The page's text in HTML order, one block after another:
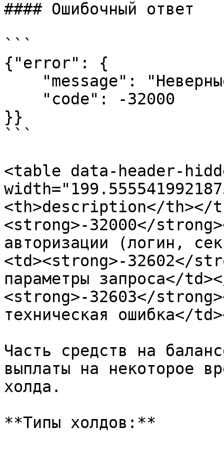
#### Ошибочный ответ
```
{"error": {
}}
```
<table data-header-
<th>description</th></
<strong>-32000</
авторизации (логин,
<td><strong>-32602</
параметры запроса</
<strong>-32603</
техническая ошибка</
Часть средств на
выплаты на некоторое
холда.
**Типы холдов:**